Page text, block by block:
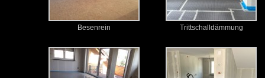
Besenrein Trittschalldämmung